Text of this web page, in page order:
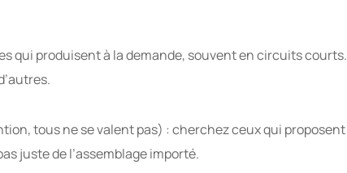
qui produisent à la demande, souvent en circuits courts.
tous ne se valent pas) : cherchez ceux qui proposent
juste de l’assemblage importé.